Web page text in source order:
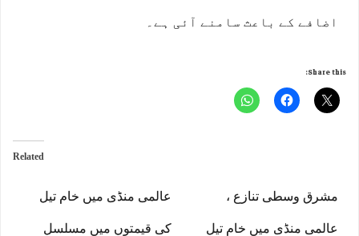
اضافے کے باعث سامنے آئی ہے۔
Share this:
Related
عالمی منڈی میں خام تیل
کی قیمتوں میں مسلسل
مشرق وسطی تنازع ،
عالمی منڈی میں خام تیل